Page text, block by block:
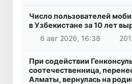
Число пользователей
в Узбекистане за 10 лет
6 авг 2026, 16:38
201
При содействии
соотечественница,
Алматы, вернулась на